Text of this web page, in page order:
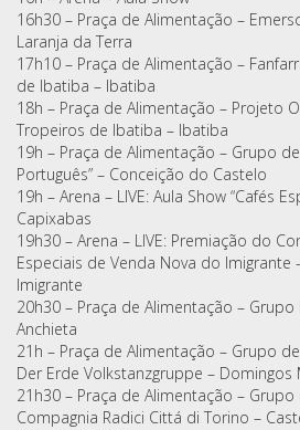
16h30 – Praça de Alimentação –
Laranja da Terra
17h10 – Praça de Alimentação –
de Ibatiba – Ibatiba
18h – Praça de Alimentação – Projeto
Tropeiros de Ibatiba – Ibatiba
19h – Praça de Alimentação – Grupo
Português” – Conceição do Castelo
19h – Arena – LIVE: Aula Show “Cafés
Capixabas
19h30 – Arena – LIVE: Premiação do
Especiais de Venda Nova do Imigrante
Imigrante
20h30 – Praça de Alimentação –
Anchieta
21h – Praça de Alimentação – Grupo
Der Erde Volkstanzgruppe – Domingos
21h30 – Praça de Alimentação –
Compagnia Radici Cittá di Torino –